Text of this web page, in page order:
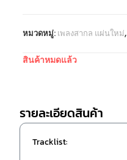
หมวดหมู่: เพลงสากล แผ่นใหม่,
สินค้าหมดแล้ว
รายละเอียดสินค้า
Tracklist: